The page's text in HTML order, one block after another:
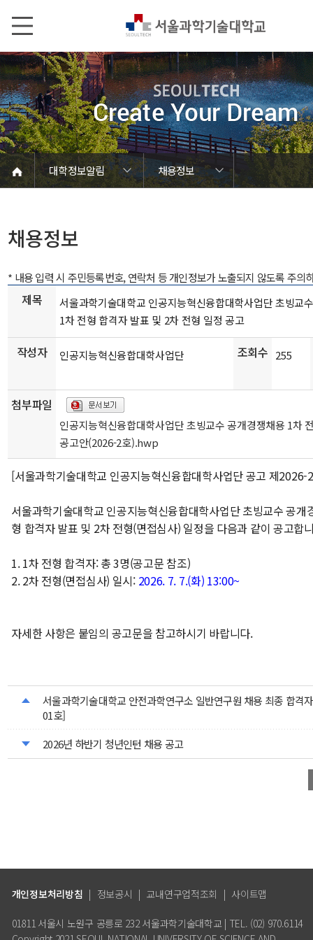
대학정보알림
채용정보
대학정보알림
정보공개
정보서비스안내
온라인민원센터
청렴행정
갑질신고센터
유실물 센터
SEOULTECH광장
대학공지사항
학사공지
장학공지
대학원공지
취업공지
대학입찰
채용정보
공모/외부행사
등록금심의위원회
코로나바이러스19 대응안내
재정위원회
채용정보
* 내용 입력 시 주민등록번호, 연락처 등 개인정보가 노출되지 않도록 주의
제목
서울과학기술대학교 인공지능혁신융합대학사업단 초빙교
1차 전형 합격자 발표 및 2차 전형 일정 공고
작성자 인공지능혁신융합대학사업단 조회수 255
첨부파일
인공지능혁신융합대학사업단 초빙교수 공개경쟁채용 1차
공고안(2026-2호).hwp
[서울과학기술대학교 인공지능혁신융합대학사업단 공고 제2026-
서울과학기술대학교 인공지능혁신융합대학사업단 초빙교수 공개
형 합격자 발표 및 2차 전형(면접심사) 일정을 다음과 같이 공고합
1. 1차 전형 합격자: 총 3명(공고문 참조)
2. 2차 전형(면접심사) 일시: 2026. 7. 7.(화) 13:00~
자세한 사항은 붙임의 공고문을 참고하시기 바랍니다.
서울과학기술대학교 안전과학연구소 일반연구원 채용 최종 합격
01호]
2026년 하반기 청년인턴 채용 공고
개인정보처리방침 | 정보공시 | 교내연구업적조회 | 사이트맵
01811 서울시 노원구 공릉로 232 서울과학기술대학교 | TEL. (02) 970.6114